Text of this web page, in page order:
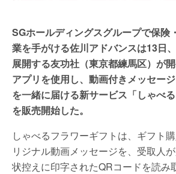
SGホールディングスグループで保険
業を手がける佐川アドバンスは13日
展開する友功社（東京都練馬区）が
アプリを使用し、動画付きメッセー
を一緒に届ける新サービス「しゃべる
を販売開始した。
しゃべるフラワーギフトは、ギフト
リジナル動画メッセージを、受取人
状控えに印字されたQRコードを読み